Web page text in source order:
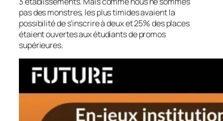
pas des monstres, les plus timides avaient la
possibilité de s’inscrire à deux et 25% des places
étaient ouvertes aux étudiants de promos
supérieures.